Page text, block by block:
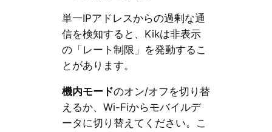
単一IPアドレスからの過剰な通
信を検知すると、Kikは非表示
の「レート制限」を発動するこ
とがあります。
機内モードのオン/オフを切り替
えるか、Wi-Fiからモバイルデ
ータに切り替えてください。こ